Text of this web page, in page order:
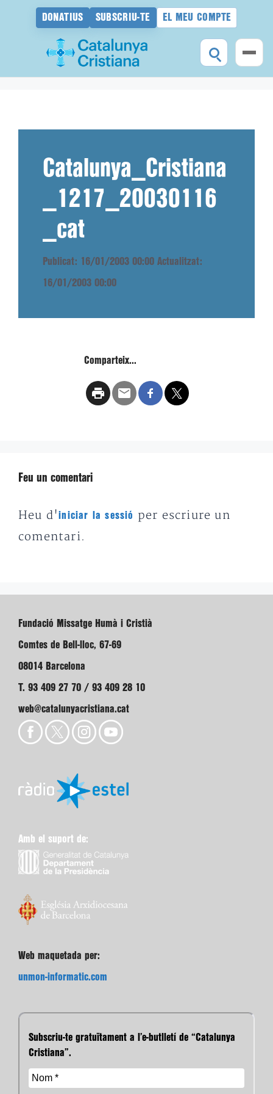
DONATIUS SUBSCRIU-TE EL MEU COMPTE
Catalunya_Cristiana
_1217_20030116
_cat
Publicat: 16/01/2003 00:00 Actualitzat:
16/01/2003 00:00
Comparteix...
Feu un comentari
Heu d'iniciar la sessió
per escriure un
comentari.
Fundació Missatge Humà i Cristià
Comtes de Bell-lloc, 67-69
08014 Barcelona
T. 93 409 27 70 / 93 409 28 10
web@catalunyacristiana.cat
Amb el suport de:
Web maquetada per:
unmon-informatic.com
Subscriu-te gratuïtament a l’e-butlletí de “Catalunya
Cristiana”.